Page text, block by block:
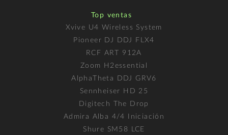
Top ventas
Xvive U4 Wireless System
Pioneer DJ DDJ FLX4
RCF ART 912A
Zoom H2essential
AlphaTheta DDJ GRV6
Sennheiser HD 25
Digitech The Drop
Admira Alba 4/4 Iniciación
Shure SM58 LCE